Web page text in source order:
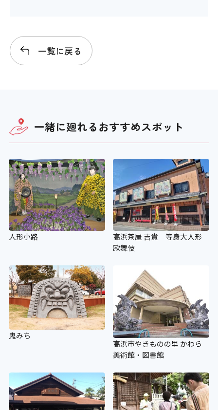
一覧に戻る
一緒に廻れるおすすめスポット
人形小路
高浜茶屋 吉貴 等身大人形
歌舞伎
鬼みち
高浜市やきものの里 かわら
美術館・図書館